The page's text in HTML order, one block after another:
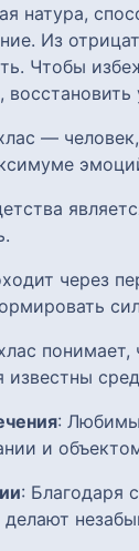
натура,
Из
Чтобы
—
через
известны
:
и
: Благодаря
делают